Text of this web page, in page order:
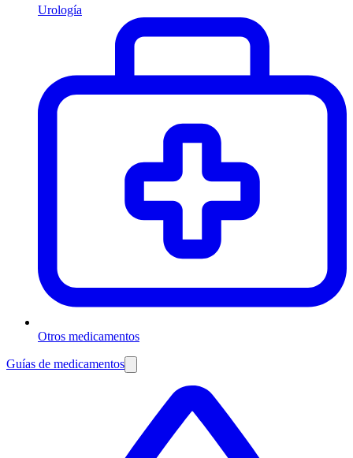
Urología
Otros medicamentos
Guías de medicamentos